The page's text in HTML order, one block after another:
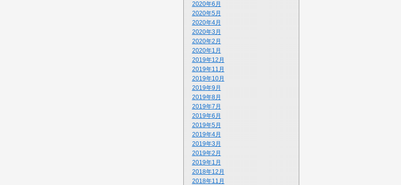
2020年6月
2020年5月
2020年4月
2020年3月
2020年2月
2020年1月
2019年12月
2019年11月
2019年10月
2019年9月
2019年8月
2019年7月
2019年6月
2019年5月
2019年4月
2019年3月
2019年2月
2019年1月
2018年12月
2018年11月